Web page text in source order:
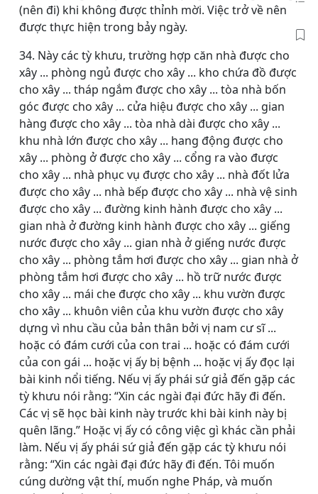
(nên đi) khi không được thỉnh mời. Việc trở về nên
được thực hiện trong bảy ngày.
34. Này các tỳ khưu, trường hợp căn nhà được cho
xây ... phòng ngủ được cho xây ... kho chứa đồ được
cho xây ... tháp ngắm được cho xây ... tòa nhà bốn
góc được cho xây ... cửa hiệu được cho xây ... gian
hàng được cho xây ... tòa nhà dài được cho xây ...
khu nhà lớn được cho xây ... hang động được cho
xây ... phòng ở được cho xây ... cổng ra vào được
cho xây ... nhà phục vụ được cho xây ... nhà đốt lửa
được cho xây ... nhà bếp được cho xây ... nhà vệ sinh
được cho xây ... đường kinh hành được cho xây ...
gian nhà ở đường kinh hành được cho xây ... giếng
nước được cho xây ... gian nhà ở giếng nước được
cho xây ... phòng tắm hơi được cho xây ... gian nhà ở
phòng tắm hơi được cho xây ... hồ trữ nước được
cho xây ... mái che được cho xây ... khu vườn được
cho xây ... khuôn viên của khu vườn được cho xây
dựng vì nhu cầu của bản thân bởi vị nam cư sĩ ...
hoặc có đám cưới của con trai ... hoặc có đám cưới
của con gái ... hoặc vị ấy bị bệnh ... hoặc vị ấy đọc lại
bài kinh nổi tiếng. Nếu vị ấy phái sứ giả đến gặp các
tỳ khưu nói rằng: “Xin các ngài đại đức hãy đi đến.
Các vị sẽ học bài kinh này trước khi bài kinh này bị
quên lãng.” Hoặc vị ấy có công việc gì khác cần phải
làm. Nếu vị ấy phái sứ giả đến gặp các tỳ khưu nói
rằng: “Xin các ngài đại đức hãy đi đến. Tôi muốn
cúng dường vật thí, muốn nghe Pháp, và muốn